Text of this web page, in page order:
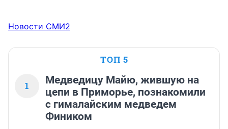
Новости СМИ2
ТОП 5
1
Медведицу Майю, жившую на
цепи в Приморье, познакомили
с гималайским медведем
Фиником